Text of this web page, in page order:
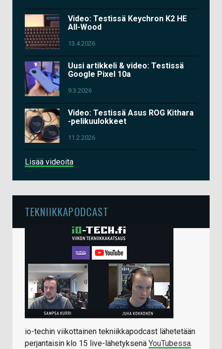
Video: Testissä Keychron K2 HE
All-Wood
13.4.2026
Uusi artikkeli & video: Testissä
Google Pixel 10a
9.3.2026
Video: Testissä Asus ROG Kithara
-pelikuulokkeet
11.2.2026
Lisää videoita
TEKNIIKKAPODCAST
io-techin viikottainen tekniikkapodcast lähetetään
perjantaisin klo 15 live-lähetyksenä YouTubessa.